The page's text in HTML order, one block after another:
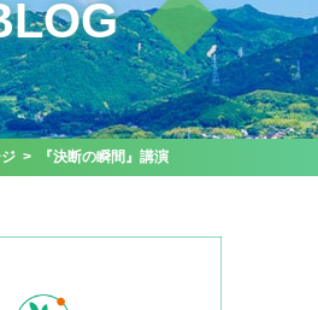
> 『決断の瞬間』講演